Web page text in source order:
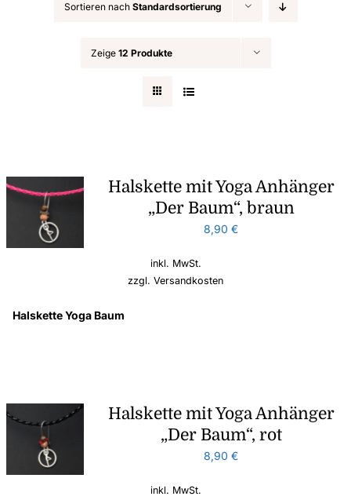
Sortieren nach Standardsortierung
Zeige 12 Produkte
Halskette mit Yoga Anhänger
„Der Baum“, braun
8,90€
inkl. MwSt.
zzgl. Versandkosten
Halskette Yoga Baum
Halskette mit Yoga Anhänger
„Der Baum“, rot
8,90€
inkl. MwSt.